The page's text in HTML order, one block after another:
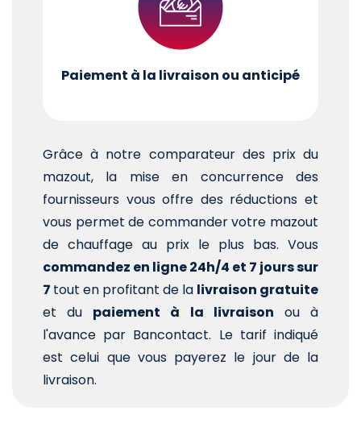
Paiement à la livraison ou anticipé
Grâce à notre comparateur des prix du
mazout, la mise en concurrence des
fournisseurs vous offre des réductions et
vous permet de commander votre mazout
de chauffage au prix le plus bas. Vous
commandez en ligne 24h/4 et 7 jours sur
7 tout en profitant de la livraison gratuite
et du paiement à la livraison ou à
l'avance par Bancontact. Le tarif indiqué
est celui que vous payerez le jour de la
livraison.